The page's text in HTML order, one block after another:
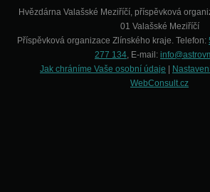
Hvězdárna Valašské Meziříčí, příspěvková
01 Valašské Meziříčí
Příspěvková organizace Zlínského kraje. Telefon:
277 134 , E-mail:
Jak chráníme Vaše osobní údaje |
WebConsult.cz